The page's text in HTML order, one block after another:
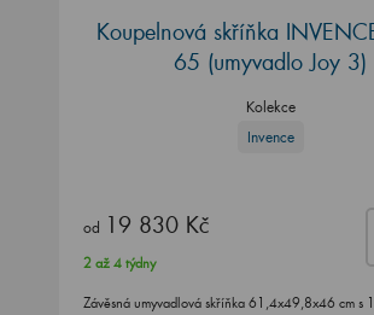
Koupelnová skříňka
65 (umyvadlo Joy 3)
Kolekce
Invence
od 19 830 Kč
2 až 4 týdny
Závěsná umyvadlová skříňka 61,4x49,8x46 cm s